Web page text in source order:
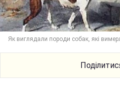
Як виглядали породи собак, які